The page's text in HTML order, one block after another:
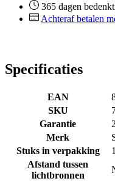
365 dagen
Achteraf betalen
Specificaties
EAN
SKU
Garantie
Merk
Stuks in verpakking
1
Afstand tussen
lichtbronnen